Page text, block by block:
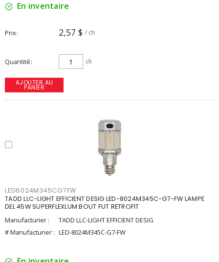
En inventaire
Prix 2,57 $ / ch
Quantité ch
AJOUTER AU
PANIER
LED8024M345CG7FW
TADD LLC-LIGHT EFFICIENT DESIG LED-8024M345C-G7-FW LAMPE
DEL 45W SUPERFLEXLUM BOUT FUT RETROFIT
Manufacturier :
TADD LLC-LIGHT EFFICIENT DESIG
# Manufacturier : LED-8024M345C-G7-FW